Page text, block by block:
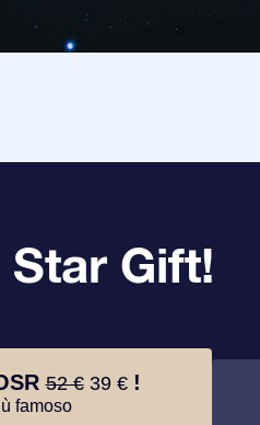
Gift!
52 € 39 € !
famoso